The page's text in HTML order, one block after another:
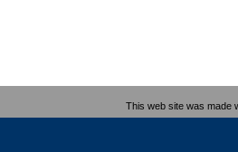
This web site was made